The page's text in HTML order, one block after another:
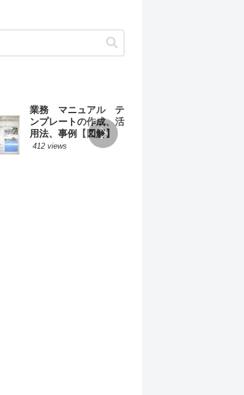
業務 マニュアル テ
ンプレートの作成、活
用法、事例【図解】
412 views